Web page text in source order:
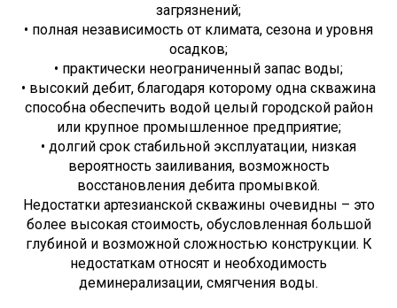
загрязнений;
• полная независимость от климата, сезона и уровня
осадков;
• практически неограниченный запас воды;
• высокий дебит, благодаря которому одна скважина
способна обеспечить водой целый городской район
или крупное промышленное предприятие;
• долгий срок стабильной эксплуатации, низкая
вероятность заиливания, возможность
восстановления дебита промывкой.
Недостатки артезианской скважины очевидны – это
более высокая стоимость, обусловленная большой
глубиной и возможной сложностью конструкции. К
недостаткам относят и необходимость
деминерализации, смягчения воды.